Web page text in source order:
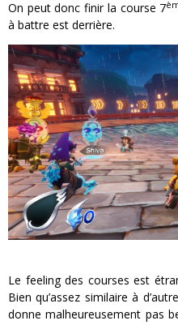
On peut donc finir la course 7
à battre est derrière.
Le feeling des courses est
Bien qu’assez similaire à
donne malheureusement pas